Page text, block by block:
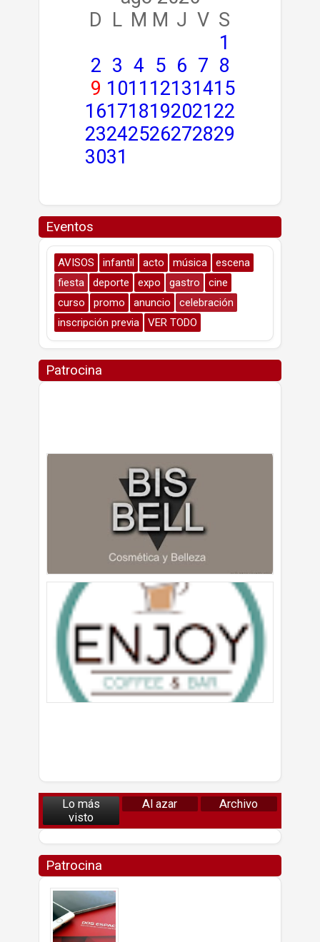
D
L M M J V S
1
2 3 4 5 6 7 8
9 1011 12131415
161718192021 22
23242526272829
3031
Eventos
AVISOS infantil acto música
escena
fiesta
deporte expo gastro
cine
curso
promo anuncio
celebración
inscripción previa
VER TODO
Patrocina
Lo más
visto
Al azar Archivo
Patrocina